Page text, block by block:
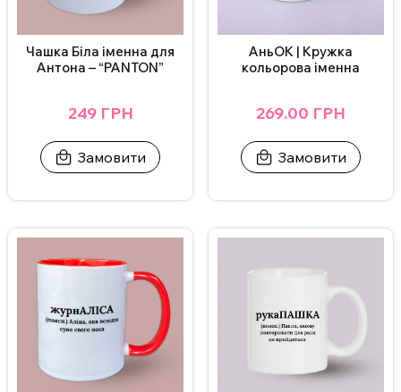
чашку в посудомийній машині та нагрівати у мікрохвильовці.
Додаткові фото надсилаємо у Телеграм/Інстаграм.
Чашка Біла іменна для
Антона – “PANTON”
249 ГРН
Замовити
АньОК | Кружка
кольорова іменна
269.00 ГРН
Замовити